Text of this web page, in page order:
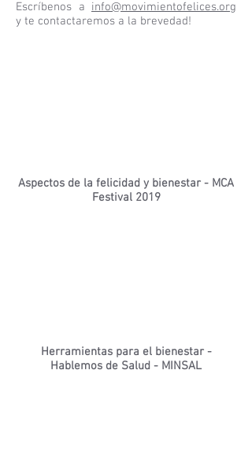
Escríbenos a info@movimientofelices.org
y te contactaremos a la brevedad!
Aspectos de la felicidad y bienestar - MCA
Festival 2019
Herramientas para el bienestar -
Hablemos de Salud - MINSAL